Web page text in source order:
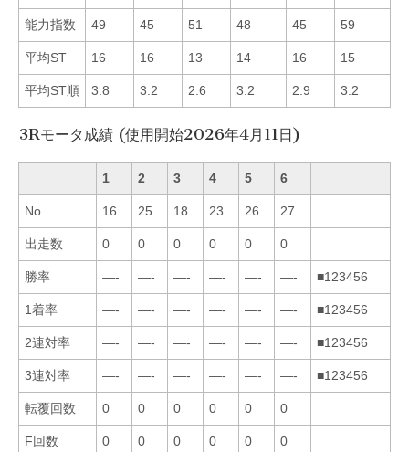
能力指数 49 45 51 48 45 59
平均ST 16 16 13 14 16 15
平均ST順 3.8 3.2 2.6 3.2 2.9 3.2
3Rモータ成績 (使用開始2026年4月11日)
1 2 3 4 5 6
No. 16 25 18 23 26 27
出走数 0 0 0 0 0 0
勝率 —- —- —- —- —- —- ■123456
1着率 —- —- —- —- —- —- ■123456
2連対率 —- —- —- —- —- —- ■123456
3連対率 —- —- —- —- —- —- ■123456
転覆回数 0 0 0 0 0 0
F回数 0 0 0 0 0 0